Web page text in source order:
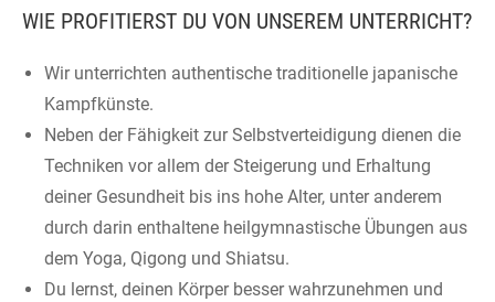
WIE PROFITIERST DU VON UNSEREM UNTERRICHT?
Wir unterrichten authentische traditionelle japanische
Kampfkünste.
Neben der Fähigkeit zur Selbstverteidigung dienen die
Techniken vor allem der Steigerung und Erhaltung
deiner Gesundheit bis ins hohe Alter, unter anderem
durch darin enthaltene heilgymnastische Übungen aus
dem Yoga, Qigong und Shiatsu.
Du lernst, deinen Körper besser wahrzunehmen und